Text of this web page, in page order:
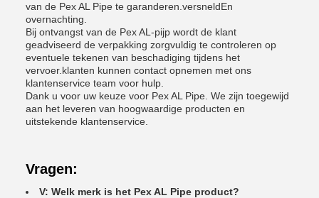
van de Pex AL Pipe te garanderen.versneldEn
overnachting.
Bij ontvangst van de Pex AL-pijp wordt de klant
geadviseerd de verpakking zorgvuldig te controleren op
eventuele tekenen van beschadiging tijdens het
vervoer.klanten kunnen contact opnemen met ons
klantenservice team voor hulp.
Dank u voor uw keuze voor Pex AL Pipe. We zijn toegewijd
aan het leveren van hoogwaardige producten en
uitstekende klantenservice.
Vragen:
V: Welk merk is het Pex AL Pipe product?